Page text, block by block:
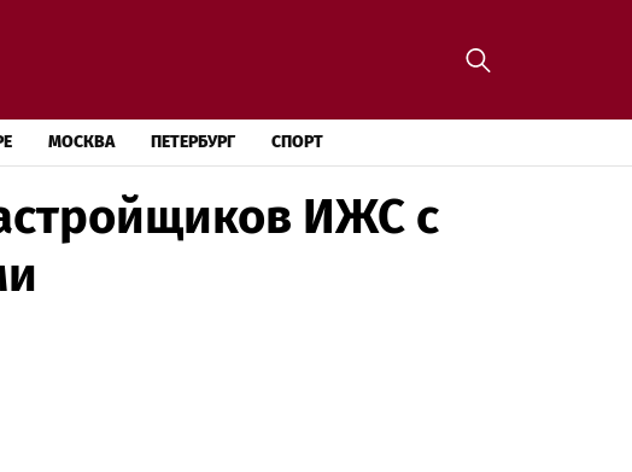
МОСКВА ПЕТЕРБУРГ СПОРТ
ИЖС с